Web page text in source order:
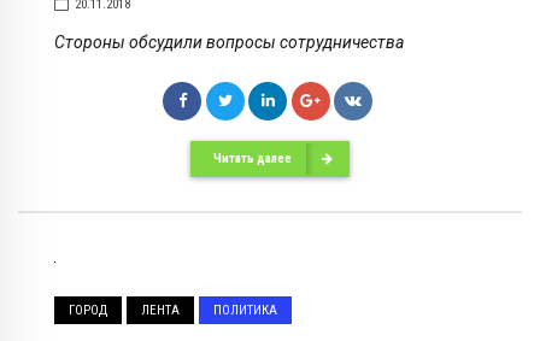
20.11.2018
Стороны обсудили вопросы сотрудничества
Читать далее
ГОРОД ЛЕНТА ПОЛИТИКА